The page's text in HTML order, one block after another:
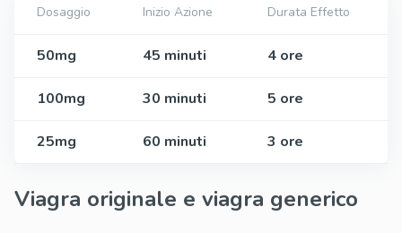
Dosaggio Inizio Azione Durata Effetto
50mg 45 minuti 4 ore
100mg 30 minuti 5 ore
25mg 60 minuti 3 ore
Viagra originale e viagra generico